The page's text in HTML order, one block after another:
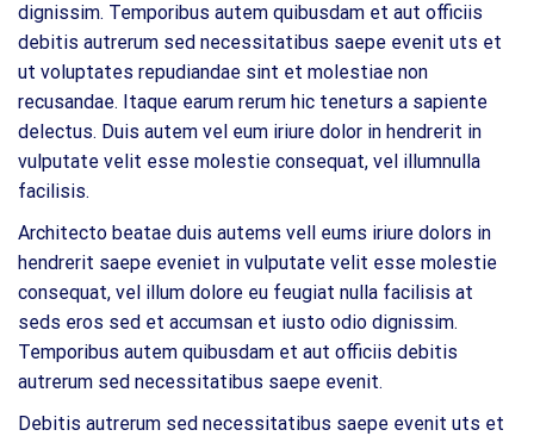
dignissim. Temporibus autem quibusdam et aut officiis
debitis autrerum sed necessitatibus saepe evenit uts et
ut voluptates repudiandae sint et molestiae non
recusandae. Itaque earum rerum hic teneturs a sapiente
delectus. Duis autem vel eum iriure dolor in hendrerit in
vulputate velit esse molestie consequat, vel illumnulla
facilisis.
Architecto beatae duis autems vell eums iriure dolors in
hendrerit saepe eveniet in vulputate velit esse molestie
consequat, vel illum dolore eu feugiat nulla facilisis at
seds eros sed et accumsan et iusto odio dignissim.
Temporibus autem quibusdam et aut officiis debitis
autrerum sed necessitatibus saepe evenit.
Debitis autrerum sed necessitatibus saepe evenit uts et